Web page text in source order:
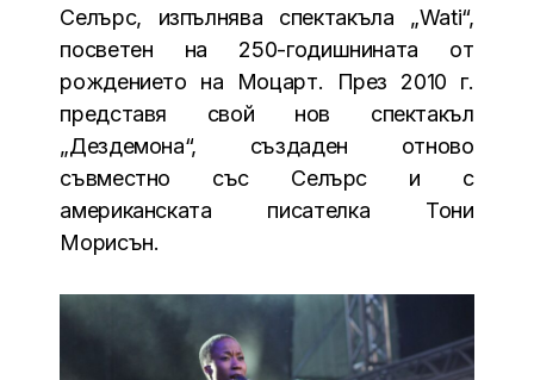
Селърс, изпълнява спектакъла „Wati“,
посветен на 250-годишнината от
рождението на Моцарт. През 2010 г.
представя свой нов спектакъл
„Дездемона“, създаден отново
съвместно със Селърс и с
американската писателка Тони
Морисън.